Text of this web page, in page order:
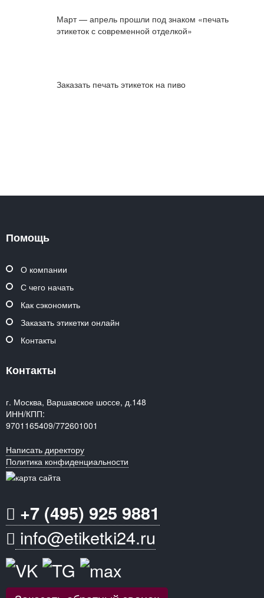
Март — апрель прошли под знаком «печать
этикеток с современной отделкой»
Заказать печать этикеток на пиво
Помощь
О компании
С чего начать
Как сэкономить
Заказать этикетки онлайн
Контакты
Контакты
г. Москва, Варшавское шоссе, д.148
ИНН/КПП:
9701165409/772601001
Написать директору
Политика конфиденциальности
+7 (495) 925 9881
info@etiketki24.ru